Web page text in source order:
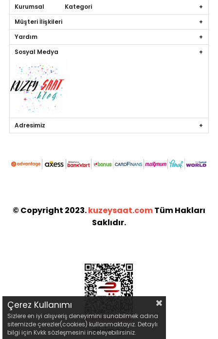
Kurumsal Kategori
Müşteri İlişkileri
Yardım
Sosyal Medya
Adresimiz
© Copyright 2023.kuzeysaat.comTüm Hakları
Saklıdır.
Çerez Kullanımı
Sizlere en iyi alışveriş deneyimini sunabilmek adına
sitemizde çerezler(cookies) kullanmaktayız. Detaylı
bilgi için Kvkk sözleşmesini inceleyebilirsiniz.